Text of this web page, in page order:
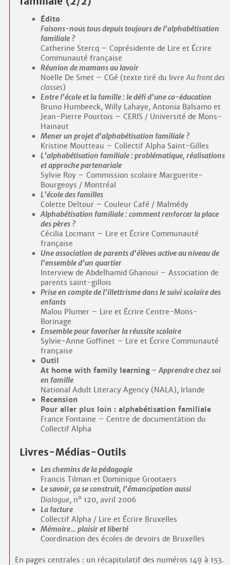
Édito
Faisons-nous tous depuis toujours de l’alphabétisation
familiale ?
Catherine Stercq – Coprésidente de Lire et Écrire
Communauté française
Réunion de mamans au lavoir
Noëlle De Smet – CGé (texte tiré du livreAu front des
classes)
Entre l’école et la famille : le défi d’une co-éducation
Bruno Humbeeck, Willy Lahaye, Antonia Balsamo et
Jean-Pierre Pourtois – CERIS / Université de Mons-
Hainaut
Mener un projet d’alphabétisation familiale ?
Kristine Moutteau – Collectif Alpha Saint-Gilles
L’alphabétisation familiale : problématique, réalisations
et approche partenariale
Sylvie Roy – Commission scolaire Marguerite-
Bourgeoys / Montréal
L’école des familles
Colette Deltour – Couleur Café / Malmédy
Alphabétisation familiale : comment renforcer la place
des pères ?
Cécilia Locmant – Lire et Écrire Communauté
française
Une association de parents d’élèves active au niveau de
l’ensemble d’un quartier
Interview de Abdelhamid Ghanoui – Association de
parents saint-gillois
Prise en compte de l’illettrisme dans le suivi scolaire des
enfants
Malou Plumer – Lire et Écrire Centre-Mons-
Borinage
Ensemble pour favoriser la réussite scolaire
Sylvie-Anne Goffinet – Lire et Écrire Communauté
française
Outil
At home with family learning– Apprendre chez soi
en famille
National Adult Literacy Agency (NALA), Irlande
Recension
Pour aller plus loin : alphabétisation familiale
France Fontaine – Centre de documentation du
Collectif Alpha
Livres-Médias-Outils
Les chemins de la pédagogie
Francis Tilman et Dominique Grootaers
Le savoir, ça se construit, l’émancipation aussi
Dialogue, no 120, avril 2006
La facture
Collectif Alpha / Lire et Écrire Bruxelles
Mémoire… plaisir et liberté
Coordination des écoles de devoirs de Bruxelles
En pages centrales : un récapitulatif des numéros 149 à 153.